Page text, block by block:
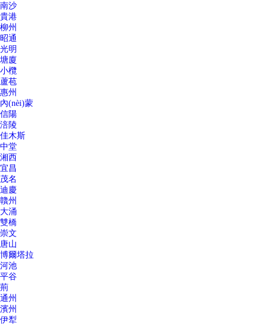
南沙
貴港
柳州
昭通
光明
塘廈
小欖
蘆苞
惠州
內(nèi)蒙
信陽
涪陵
佳木斯
中堂
湘西
宜昌
茂名
迪慶
贛州
大涌
雙橋
崇文
唐山
博爾塔拉
河池
平谷
荊
通州
濱州
伊犁